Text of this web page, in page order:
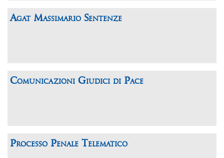
Agat Massimario Sentenze
Comunicazioni Giudici di Pace
Processo Penale Telematico